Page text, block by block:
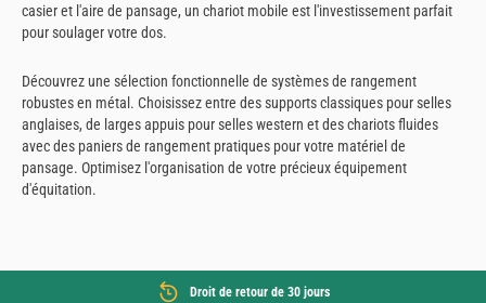
casier et l'aire de pansage, un chariot mobile est l'investissement parfait
pour soulager votre dos.
Découvrez une sélection fonctionnelle de systèmes de rangement
robustes en métal. Choisissez entre des supports classiques pour selles
anglaises, de larges appuis pour selles western et des chariots fluides
avec des paniers de rangement pratiques pour votre matériel de
pansage. Optimisez l'organisation de votre précieux équipement
d'équitation.
Droit de retour de 30 jours